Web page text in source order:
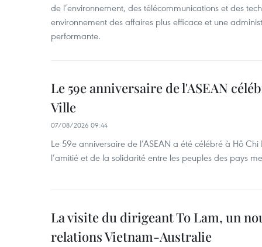
de l’environnement, des télécommunications et des
environnement des affaires plus efficace et une
performante.
Le 59e anniversaire de l'ASEAN
Ville
07/08/2026 09:44
Le 59e anniversaire de l’ASEAN a été célébré à Hô
l’amitié et de la solidarité entre les peuples des pays
La visite du dirigeant To Lam, un
relations Vietnam-Australie